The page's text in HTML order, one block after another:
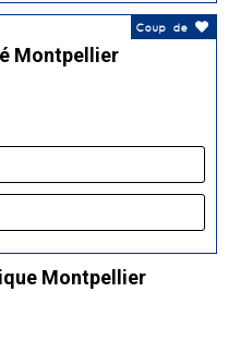
Coup de
Montpellier
Montpellier